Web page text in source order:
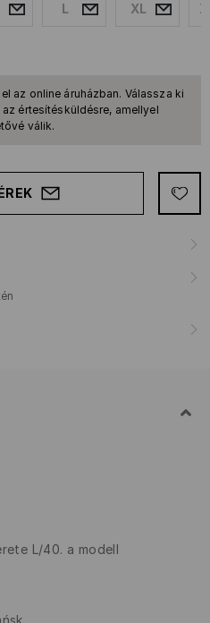
L XL
az online áruházban. Válassza ki
értesítésküldésre, amellyel
válik.
L/40. a modell